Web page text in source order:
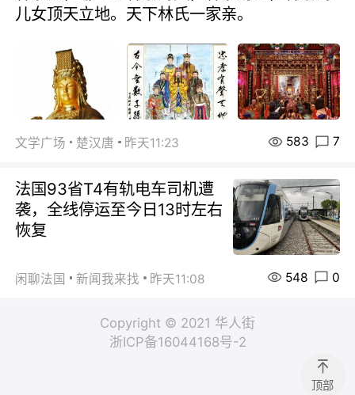
儿女顶天立地。天下林氏一家亲。
文学广场 楚汉唐 昨天11:23 583 7
法国93省T4有轨电车司机遭
袭，全线停运至今日13时左右
恢复
闲聊法国 新闻我来找 昨天11:08 548 0
Copyright © 2021 华人街
浙ICP备16044168号-2
顶部